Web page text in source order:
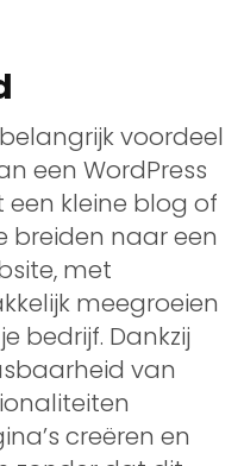
voordeel
een WordPress
een kleine blog of
naar een
met
meegroeien
bedrijf. Dankzij
van
creëren en